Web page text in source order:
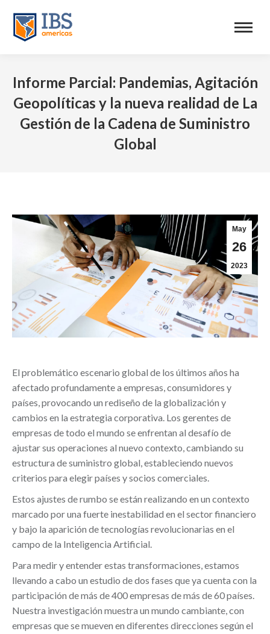
Informe Parcial: Pandemias, Agitación
Geopolíticas y la nueva realidad de La
Gestión de la Cadena de Suministro
Global
May
26
2023
El problemático escenario global de los últimos años ha
afectado profundamente a empresas, consumidores y
países, provocando un rediseño de la globalización y
cambios en la estrategia corporativa. Los gerentes de
empresas de todo el mundo se enfrentan al desafío de
ajustar sus operaciones al nuevo contexto, cambiando su
estructura de suministro global, estableciendo nuevos
criterios para elegir países y socios comerciales.
Estos ajustes de rumbo se están realizando en un contexto
marcado por una fuerte inestabilidad en el sector financiero
y bajo la aparición de tecnologías revolucionarias en el
campo de la Inteligencia Artificial.
Para medir y entender estas transformaciones, estamos
llevando a cabo un estudio de dos fases que ya cuenta con la
participación de más de 400 empresas de más de 60 países.
Nuestra investigación muestra un mundo cambiante, con
empresas que se mueven en diferentes direcciones según el